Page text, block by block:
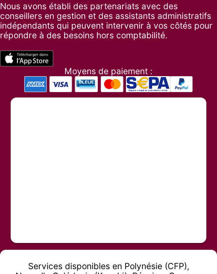
Nous avons établi des partenariats avec des
conseillers en gestion et des assistants administratifs
indépendants qui peuvent intervenir à vos côtés pour
répondre à des besoins hors comptabilité.
Moyens de paiement :
Services disponibles en Polynésie (CFP),